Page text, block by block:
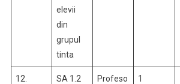
elevii
din
grupul
tinta
12.
SA 1.2
Profeso
1